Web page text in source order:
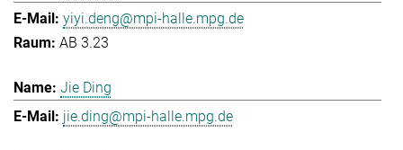
yiyi.deng@mpi-halle.mpg.de
AB 3.23
Jie Ding
jie.ding@mpi-halle.mpg.de